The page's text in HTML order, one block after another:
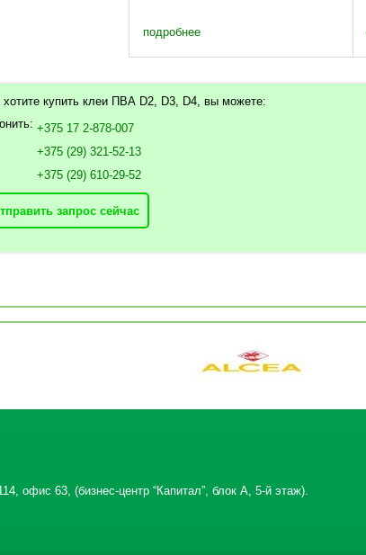
схватывание при работе ...
подробнее
купить клеи ПВА D2, D3, D4, вы можете:
+375 17 2-878-007
+375 (29) 321-52-13
+375 (29) 610-29-52
запрос сейчас
офис 63, (бизнес-центр “Капитал”, блок А, 5-й этаж).